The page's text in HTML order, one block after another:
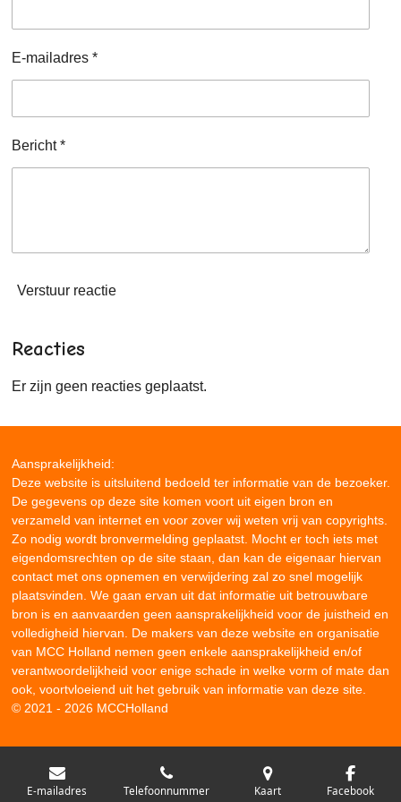
E-mailadres *
Bericht *
Verstuur reactie
Reacties
Er zijn geen reacties geplaatst.
Aansprakelijkheid:
Deze website is uitsluitend bedoeld ter informatie van de bezoeker.
De gegevens op deze site komen voort uit eigen bron en
verzameld van internet en voor zover wij weten vrij van copyrights.
Zo nodig wordt bronvermelding geplaatst. Mocht er toch iets met
eigendomsrechten op de site staan, dan kan de eigenaar hiervan
contact met ons opnemen en verwijdering zal zo snel mogelijk
plaatsvinden. We gaan ervan uit dat informatie uit betrouwbare
bron is en aanvaarden geen aansprakelijkheid voor de juistheid en
volledigheid hiervan. De makers van deze website en organisatie
van MCC Holland nemen geen enkele aansprakelijkheid en/of
verantwoordelijkheid voor enige schade in welke vorm of mate dan
ook, voortvloeiend uit het gebruik van informatie van deze site.
© 2021 - 2026 MCCHolland
E-mailadres Telefoonnummer Kaart Facebook